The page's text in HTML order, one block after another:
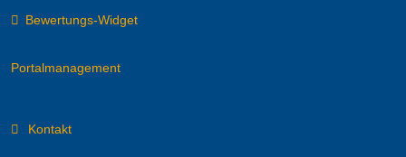
Bewertungs-Widget
Portalmanagement
Kontakt